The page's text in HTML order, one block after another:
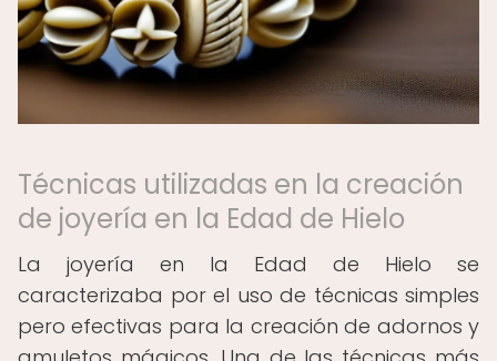
Técnicas utilizadas en la creación
de joyería en la Edad de Hielo
La joyería en la Edad de Hielo se
caracterizaba por el uso de técnicas simples
pero efectivas para la creación de adornos y